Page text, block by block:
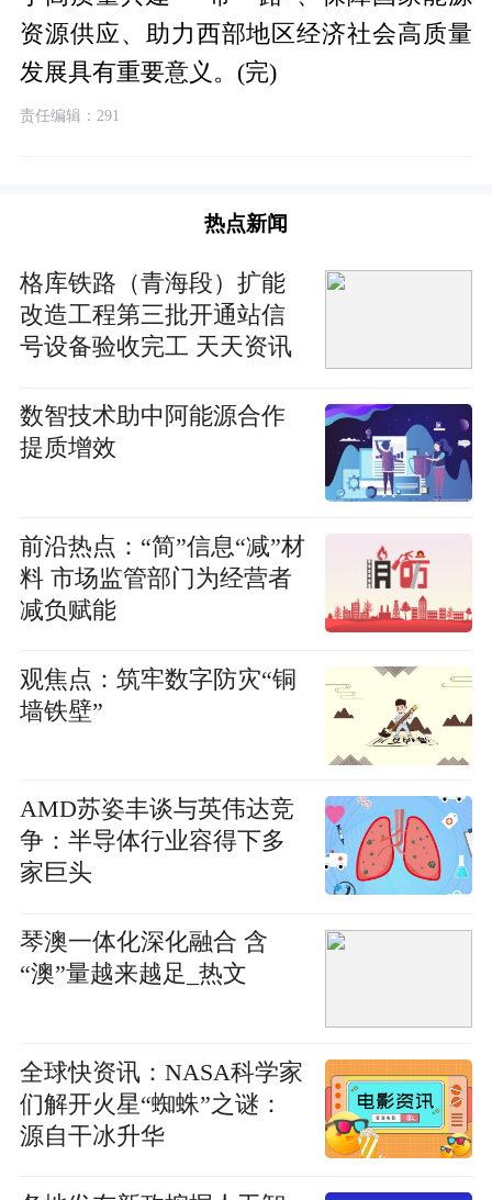
资源供应、助力西部地区经济社会高质量
发展具有重要意义。(完)
责任编辑：291
热点新闻
格库铁路（青海段）扩能
改造工程第三批开通站信
号设备验收完工 天天资讯
数智技术助中阿能源合作
提质增效
前沿热点：“简”信息“减”材
料 市场监管部门为经营者
减负赋能
观焦点：筑牢数字防灾“铜
墙铁壁”
AMD苏姿丰谈与英伟达竞
争：半导体行业容得下多
家巨头
琴澳一体化深化融合 含
“澳”量越来越足_热文
全球快资讯：NASA科学家
们解开火星“蜘蛛”之谜：
源自干冰升华